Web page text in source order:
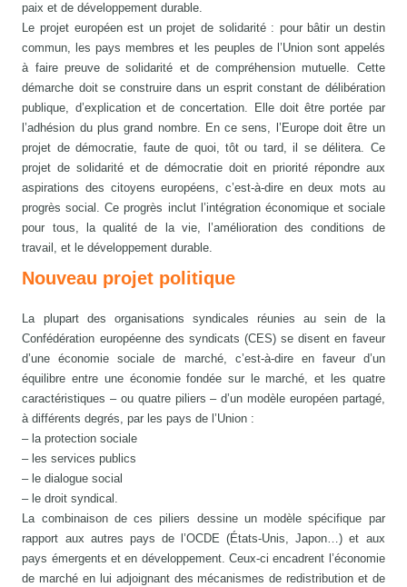
paix et de développement durable.
Le projet européen est un projet de solidarité : pour bâtir un destin
commun, les pays membres et les peuples de l’Union sont appelés
à faire preuve de solidarité et de compréhension mutuelle. Cette
démarche doit se construire dans un esprit constant de délibération
publique, d’explication et de concertation. Elle doit être portée par
l’adhésion du plus grand nombre. En ce sens, l’Europe doit être un
projet de démocratie, faute de quoi, tôt ou tard, il se délitera. Ce
projet de solidarité et de démocratie doit en priorité répondre aux
aspirations des citoyens européens, c’est-à-dire en deux mots au
progrès social. Ce progrès inclut l’intégration économique et sociale
pour tous, la qualité de la vie, l’amélioration des conditions de
travail, et le développement durable.
Nouveau projet politique
La plupart des organisations syndicales réunies au sein de la
Confédération européenne des syndicats (CES) se disent en faveur
d’une économie sociale de marché, c’est-à-dire en faveur d’un
équilibre entre une économie fondée sur le marché, et les quatre
caractéristiques – ou quatre piliers – d’un modèle européen partagé,
à différents degrés, par les pays de l’Union :
– la protection sociale
– les services publics
– le dialogue social
– le droit syndical.
La combinaison de ces piliers dessine un modèle spécifique par
rapport aux autres pays de l’OCDE (États-Unis, Japon…) et aux
pays émergents et en développement. Ceux-ci encadrent l’économie
de marché en lui adjoignant des mécanismes de redistribution et de